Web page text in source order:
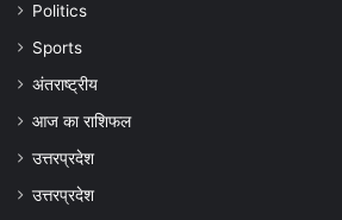
Politics
Sports
अंतराष्ट्रीय
आज का राशिफल
उत्तरप्रदेश
उत्तरप्रदेश